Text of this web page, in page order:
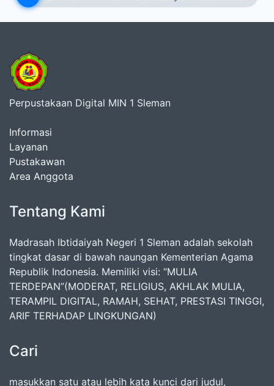
Perpustakaan Digital MIN 1 Sleman
Informasi
Layanan
Pustakawan
Area Anggota
Tentang Kami
Madrasah Ibtidaiyah Negeri 1 Sleman adalah sekolah
tingkat dasar di bawah naungan Kementerian Agama
Republik Indonesia. Memiliki visi: “MULIA
TERDEPAN”(MODERAT, RELIGIUS, AKHLAK MULIA,
TERAMPIL DIGITAL, RAMAH, SEHAT, PRESTASI TINGGI,
ARIF TERHADAP LINGKUNGAN)
Cari
masukkan satu atau lebih kata kunci dari judul,